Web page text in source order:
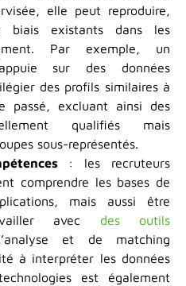
elle peut reproduire,
biais existants dans les
Par exemple, un
sur des données
des profils similaires à
passé, excluant ainsi des
qualifiés mais
sous-représentés.
: les recruteurs
comprendre les bases de
mais aussi être
avec des outils
et de matching
à interpréter les données
est également